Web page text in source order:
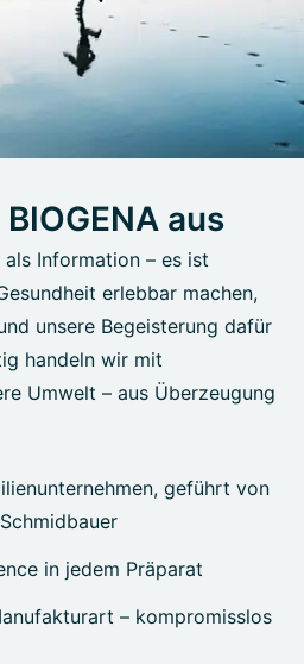
aus
Information – es ist
erlebbar machen,
unsere Begeisterung dafür
handeln wir mit
Umwelt – aus Überzeugung
geführt von
in jedem Präparat
– kompromisslos